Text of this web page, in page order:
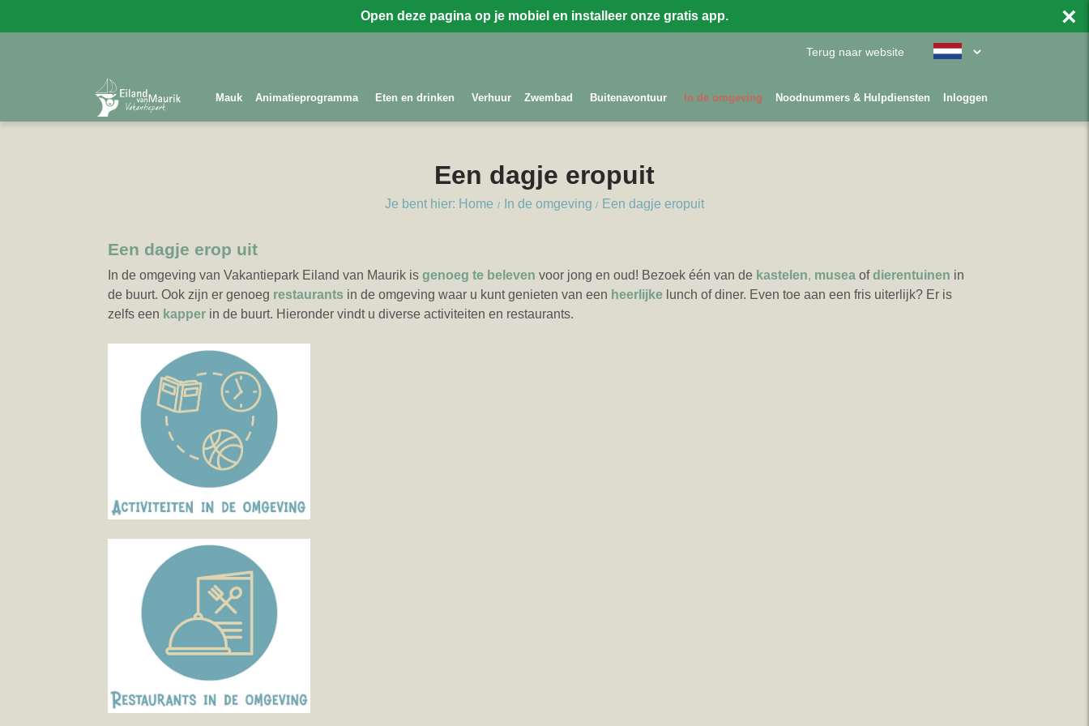
Open deze pagina op je mobiel en installeer onze gratis app. ×
Terug naar website
Mauk Animatieprogramma Eten en drinken Verhuur Zwembad Buitenavontuur In de omgeving Noodnummers & Hulpdiensten Inloggen
Een dagje eropuit
Je bent hier: Home In de omgeving Een dagje eropuit
Een dagje erop uit
In de omgeving van Vakantiepark Eiland van Maurik is genoeg te beleven voor jong en oud! Bezoek één van de kastelen, musea ofdierentuinen in
de buurt. Ook zijn er genoeg restaurants in de omgeving waar u kunt genieten van een heerlijke lunch of diner. Even toe aan een fris uiterlijk? Er is
zelfs een kapper in de buurt. Hieronder vindt u diverse activiteiten en restaurants.